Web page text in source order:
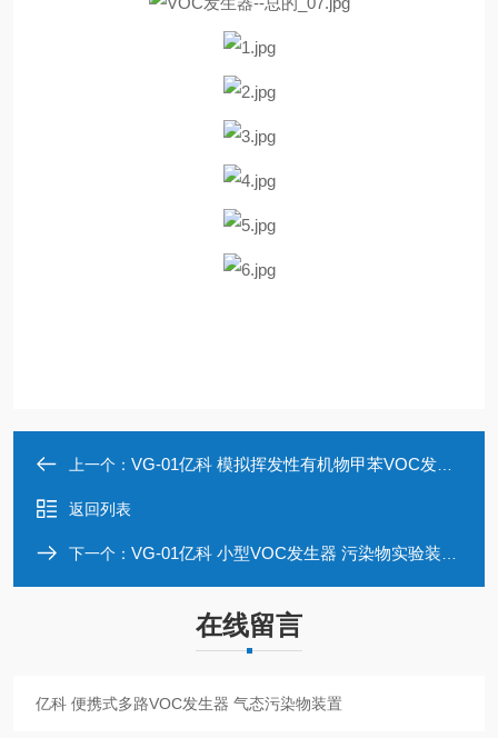
上一个： VG-01亿科 模拟挥发性有机物甲苯VOC发生器
返回列表
下一个： VG-01亿科 小型VOC发生器 污染物实验装置可定制
在线留言